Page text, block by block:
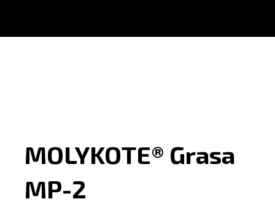
MOLYKOTE® Grasa
MP-2